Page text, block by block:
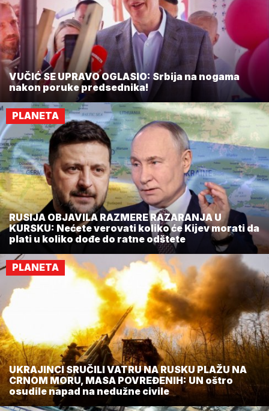
VUČIĆ SE UPRAVO OGLASIO: Srbija na nogama
nakon poruke predsednika!
PLANETA
RUSIJA OBJAVILA RAZMERE RAZARANJA U
KURSKU: Nećete verovati koliko će Kijev morati da
plati u koliko dođe do ratne odštete
PLANETA
UKRAJINCI SRUČILI VATRU NA RUSKU PLAŽU NA
CRNOM MORU, MASA POVREĐENIH: UN oštro
osudile napad na nedužne civile